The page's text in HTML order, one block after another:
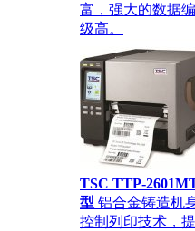
富，强大的数据
级高。
TSC TTP-
型 铝合金铸造机
控制列印技术，